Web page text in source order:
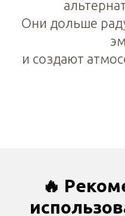
Они дольше
и создают
🔥